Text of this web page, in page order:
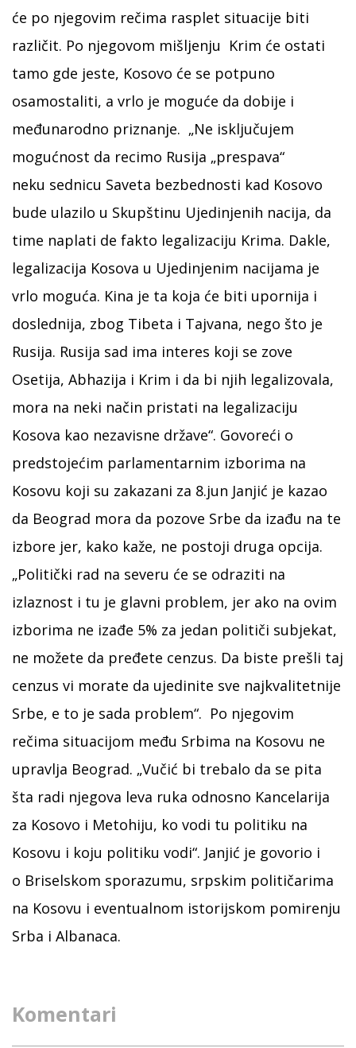
će po njegovim rečima rasplet situacije biti
različit. Po njegovom mišljenju Krim će ostati
tamo gde jeste, Kosovo će se potpuno
osamostaliti, a vrlo je moguće da dobije i
međunarodno priznanje. „Ne isključujem
mogućnost da recimo Rusija „prespava“
neku sednicu Saveta bezbednosti kad Kosovo
bude ulazilo u Skupštinu Ujedinjenih nacija, da
time naplati de fakto legalizaciju Krima. Dakle,
legalizacija Kosova u Ujedinjenim nacijama je
vrlo moguća. Kina je ta koja će biti upornija i
doslednija, zbog Tibeta i Tajvana, nego što je
Rusija. Rusija sad ima interes koji se zove
Osetija, Abhazija i Krim i da bi njih legalizovala,
mora na neki način pristati na legalizaciju
Kosova kao nezavisne države“. Govoreći o
predstojećim parlamentarnim izborima na
Kosovu koji su zakazani za 8.jun Janjić je kazao
da Beograd mora da pozove Srbe da izađu na te
izbore jer, kako kaže, ne postoji druga opcija.
„Politički rad na severu će se odraziti na
izlaznost i tu je glavni problem, jer ako na ovim
izborima ne izađe 5% za jedan političi subjekat,
ne možete da pređete cenzus. Da biste prešli taj
cenzus vi morate da ujedinite sve najkvalitetnije
Srbe, e to je sada problem“. Po njegovim
rečima situacijom među Srbima na Kosovu ne
upravlja Beograd. „Vučić bi trebalo da se pita
šta radi njegova leva ruka odnosno Kancelarija
za Kosovo i Metohiju, ko vodi tu politiku na
Kosovu i koju politiku vodi“. Janjić je govorio i
o Briselskom sporazumu, srpskim političarima
na Kosovu i eventualnom istorijskom pomirenju
Srba i Albanaca.
Komentari